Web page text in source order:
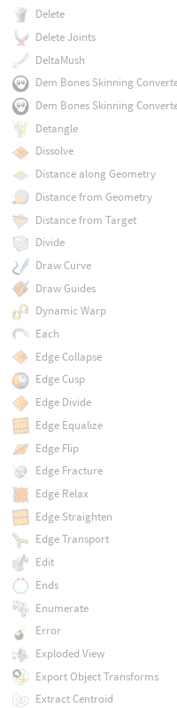
Delete
Delete Joints
DeltaMush
Dem Bones Skinning
Dem Bones Skinning
Detangle
Dissolve
Distance along Geometry
Distance from Geometry
Distance from Target
Divide
Draw Curve
Draw Guides
Dynamic Warp
Each
Edge Collapse
Edge Cusp
Edge Divide
Edge Equalize
Edge Flip
Edge Fracture
Edge Relax
Edge Straighten
Edge Transport
Edit
Ends
Enumerate
Error
Exploded View
Export Object Transforms
Extract Centroid